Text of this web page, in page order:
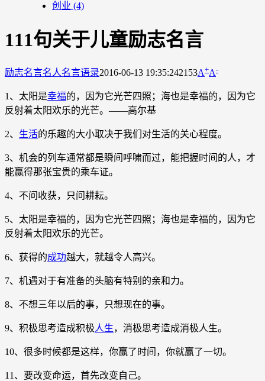
创业 (4)
111句关于儿童励志名言
励志名言名人名言语录2016-06-13 19:35:242153A+A-
1、太阳是幸福的，因为它光芒四照；海也是幸福的，因为它
反射着太阳欢乐的光芒。——高尔基
2、 生活的乐趣的大小取决于我们对生活的关心程度。
3、机会的列车通常都是瞬间呼啸而过，能把握时间的人，才
能赢得那张宝贵的乘车证。
4、不问收获，只问耕耘。
5、太阳是幸福的，因为它光芒四照；海也是幸福的，因为它
反射着太阳欢乐的光芒。
6、获得的成功越大，就越令人高兴。
7、机遇对于有准备的头脑有特别的亲和力。
8、不想三年以后的事，只想现在的事。
9、积极思考造成积极人生，消极思考造成消极人生。
10、很多时候都是这样，你赢了时间，你就赢了一切。
11、要改变命运，首先改变自己。